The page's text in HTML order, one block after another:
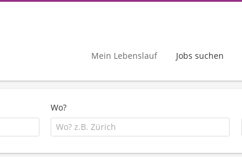
Mein Lebenslauf Jobs suchen
Wo?